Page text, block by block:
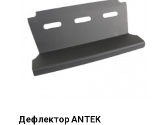
Дефлектор ANTEK